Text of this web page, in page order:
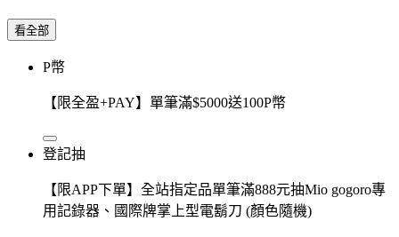
看全部
P幣
【限全盈+PAY】單筆滿$5000送100P幣
登記抽
【限APP下單】全站指定品單筆滿888元抽Mio gogoro專
用記錄器、國際牌掌上型電鬍刀 (顏色隨機)